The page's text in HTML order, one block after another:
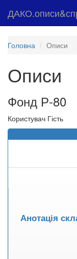
Головна Описи
Описи
Фонд Р-80
Користувач Гість
Анотація